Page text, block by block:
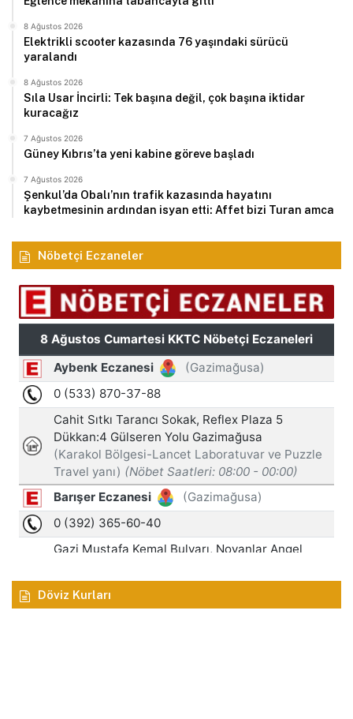
8 Ağustos 2026
Elektrikli scooter kazasında 76 yaşındaki sürücü
yaralandı
8 Ağustos 2026
Sıla Usar İncirli: Tek başına değil, çok başına iktidar
kuracağız
7 Ağustos 2026
Güney Kıbrıs’ta yeni kabine göreve başladı
7 Ağustos 2026
Şenkul’da Obalı’nın trafik kazasında hayatını
kaybetmesinin ardından isyan etti: Affet bizi Turan amca
Nöbetçi Eczaneler
Döviz Kurları